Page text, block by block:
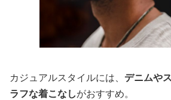
カジュアルスタイルには、 デニムや
ラフな着こなしがおすすめ。